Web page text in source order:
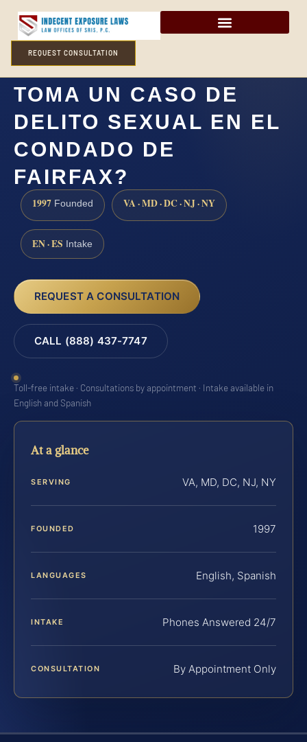
REQUEST CONSULTATION
¿CUÁNTO TIEMPO
TOMA UN CASO DE
DELITO SEXUAL EN EL
CONDADO DE
FAIRFAX?
1997 Founded VA · MD · DC · NJ · NY
EN · ES Intake
REQUEST A CONSULTATION
CALL (888) 437-7747
Toll-free intake · Consultations by appointment · Intake available in
English and Spanish
At a glance
SERVING VA, MD, DC, NJ, NY
FOUNDED 1997
LANGUAGES English, Spanish
INTAKE Phones Answered 24/7
CONSULTATION By Appointment Only